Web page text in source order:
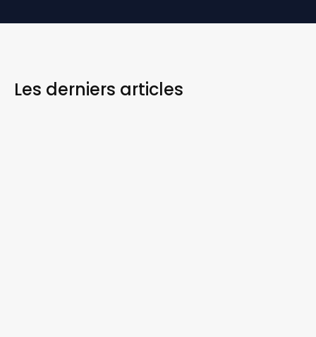
Les derniers articles